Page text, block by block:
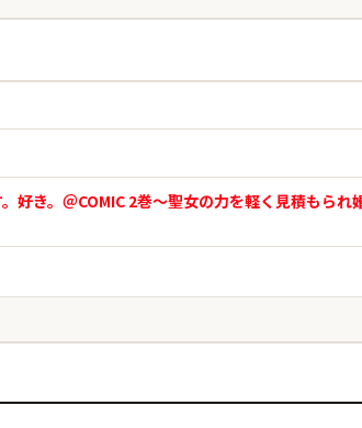
き。＠COMIC 2巻〜聖女の力を軽く見積もられ